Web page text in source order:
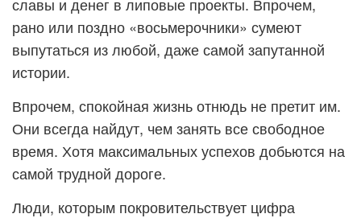
рано или поздно «восьмерочники» сумеют
выпутаться из любой, даже самой запутанной
истории.
Впрочем, спокойная жизнь отнюдь не претит им.
Они всегда найдут, чем занять все свободное
время. Хотя максимальных успехов добьются на
самой трудной дороге.
Люди, которым покровительствует цифра